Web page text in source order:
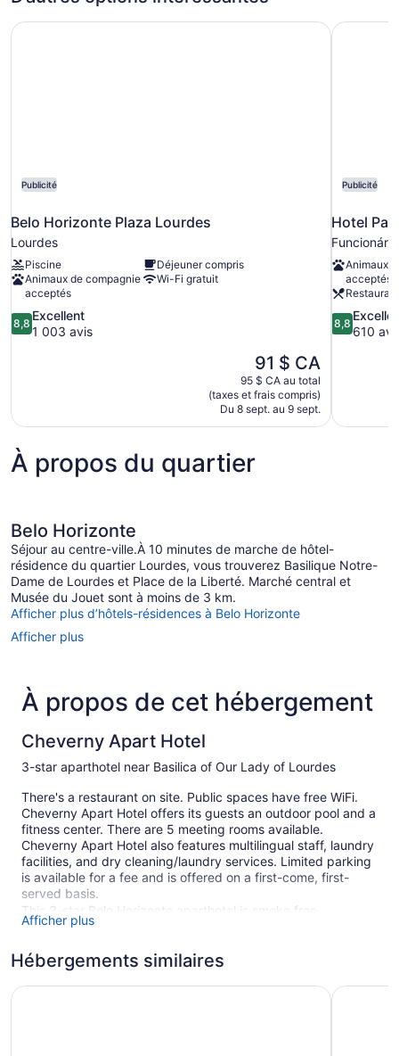
Publicité
Belo Horizonte Plaza Lourdes
Lourdes
Piscine
Déjeuner compris
Animaux de compagnie
acceptés
Wi-Fi gratuit
8.8
sur
8,8
Excellent
1 003 avis
Le
prix
est
de
91 $ CA
91 $ CA
95 $ CA au total
(taxes et frais compris)
Du 8 sept. au 9 sept.
Belo Horizonte Plaza Lourdes
Publicité
Hotel
Animaux
acceptés
Restaurant
8.8
sur
8,8
610
Hotel
À propos du quartier
Belo Horizonte
Séjour au centre-ville.À 10 minutes de marche de hôtel-
résidence du quartier Lourdes, vous trouverez Basilique Notre-
Dame de Lourdes et Place de la Liberté. Marché central et
Musée du Jouet sont à moins de 3 km.
Afficher plus d’hôtels-résidences à Belo Horizonte
Afficher plus
À propos de cet hébergement
Cheverny Apart Hotel
3-star aparthotel near Basilica of Our Lady of Lourdes
There's a restaurant on site. Public spaces have free WiFi.
Cheverny Apart Hotel offers its guests an outdoor pool and a
fitness center. There are 5 meeting rooms available.
Cheverny Apart Hotel also features multilingual staff, laundry
facilities, and dry cleaning/laundry services. Limited parking
is available for a fee and is offered on a first-come, first-
served basis.
This 3-star Belo Horizonte aparthotel is smoke free.
62 guestrooms or units
21 levels
Afficher plus
Hébergements similaires
Hotel Financial Ltda Dayrell